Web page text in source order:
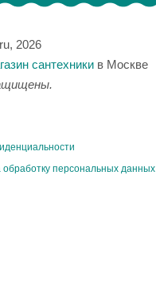
2026
сантехники в Москве
персональных данных